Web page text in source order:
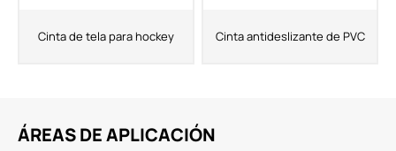
Cinta de tela para hockey Cinta antideslizante de PVC
ÁREAS DE APLICACIÓN